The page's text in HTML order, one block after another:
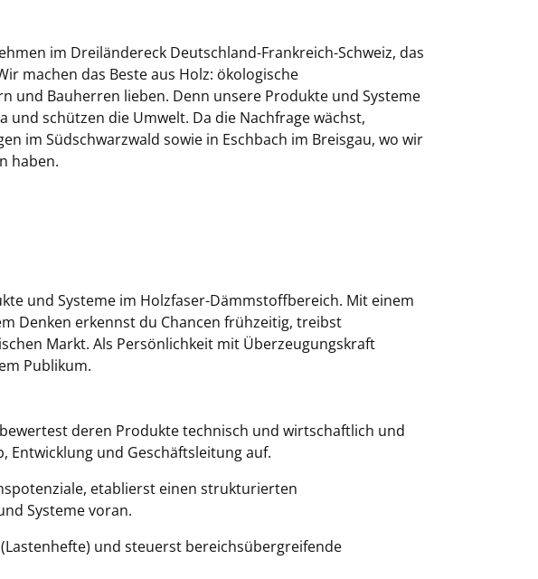
im Dreiländereck Deutschland-Frankreich-Schweiz, das
machen das Beste aus Holz: ökologische
und Bauherren lieben. Denn unsere Produkte und Systeme
schützen die Umwelt. Da die Nachfrage wächst,
im Südschwarzwald sowie in Eschbach im Breisgau, wo wir
haben.
und Systeme im Holzfaser-Dämmstoffbereich. Mit einem
Denken erkennst du Chancen frühzeitig, treibst
Markt. Als Persönlichkeit mit Überzeugungskraft
Publikum.
deren Produkte technisch und wirtschaftlich und
und Geschäftsleitung auf.
etablierst einen strukturierten
Systeme voran.
und steuerst bereichsübergreifende